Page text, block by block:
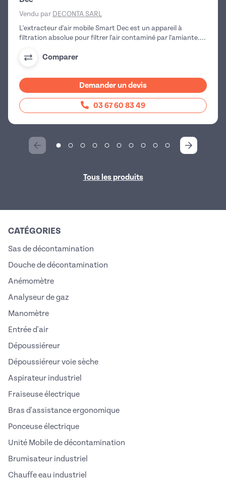
Vendu par DECONTA SARL
L'extracteur d'air mobile Smart Dec est un appareil à
filtration absolue pour filtrer l'air contaminé par l'amiante....
Comparer
Demander un devis
03 67 60 83 49
Tous les produits
CATÉGORIES
Sas de décontamination
Douche de décontamination
Anémomètre
Analyseur de gaz
Manomètre
Entrée d'air
Dépoussiéreur
Dépoussiéreur voie sèche
Aspirateur industriel
Fraiseuse électrique
Bras d'assistance ergonomique
Ponceuse électrique
Unité Mobile de décontamination
Brumisateur industriel
Chauffe eau industriel